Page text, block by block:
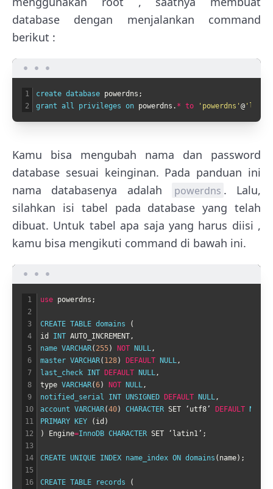
database dengan menjalankan command
berikut :
1
2
create database powerdns ;
grant all privileges on powerdns . * to 'powerdns' @
Kamu bisa mengubah nama dan password
database sesuai keinginan. Pada panduan ini
nama databasenya adalah
powerdns . Lalu,
silahkan isi tabel pada database yang telah
dibuat. Untuk tabel apa saja yang harus diisi ,
kamu bisa mengikuti command di bawah ini.
1
2
3
4
5
6
7
8
9
10
11
12
13
14
15
16
use powerdns ;
CREATE TABLE domains
(
id
INT AUTO_INCREMENT ,
name VARCHAR( 255) NOT NULL ,
master VARCHAR( 128) DEFAULT NULL ,
last_check INT DEFAULT NULL ,
type VARCHAR(6) NOT NULL ,
notified_serial INT UNSIGNED DEFAULT NULL ,
account VARCHAR(40) CHARACTER SET ‘ utf8’ DEFAULT NULL
PRIMARY KEY ( id )
)
Engine=InnoDB CHARACTER SET ‘ latin1 ’ ;
CREATE UNIQUE INDEX name_index ON domains ( name) ;
CREATE TABLE records
(